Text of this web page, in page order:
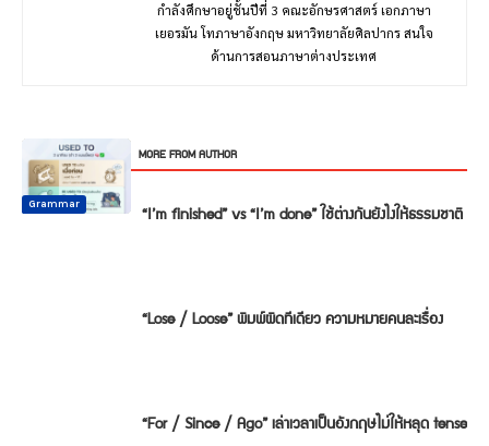
กำลังศึกษาอยู่ชั้นปีที่ 3 คณะอักษรศาสตร์ เอกภาษา
เยอรมัน โทภาษาอังกฤษ มหาวิทยาลัยศิลปากร สนใจ
ด้านการสอนภาษาต่างประเทศ
RELATED ARTICLES MORE FROM AUTHOR
Conversation “I’m finished” vs “I’m done” ใช้ต่างกันยังไงให้ธรรมชาติ
Common
Mistake
“Lose / Loose” พิมพ์ผิดทีเดียว ความหมายคนละเรื่อง
Common
Mistake
“For / Since / Ago” เล่าเวลาเป็นอังกฤษไม่ให้หลุด tense
Common
Mistake
Conversation
Grammar